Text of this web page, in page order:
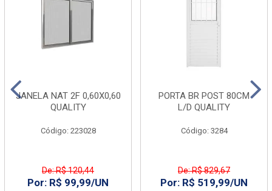
JANELA NAT 2F 0,60X0,60
QUALITY
Código: 223028
De: R$ 120,44
Por: R$ 99,99/UN
PORTA BR POST 80CM
L/D QUALITY
Código: 3284
De: R$ 829,67
Por: R$ 519,99/UN